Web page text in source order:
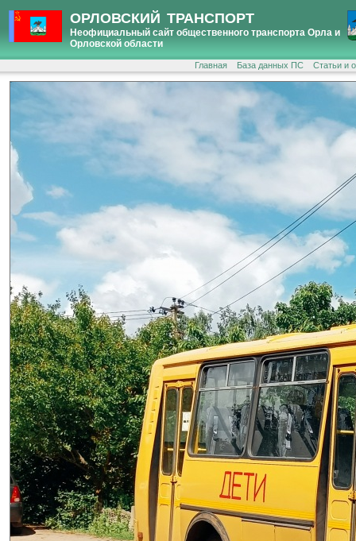
ОРЛОВСКИЙ ТРАНСПОРТ
Неофициальный сайт общественного транспорта Орла и
Орловской области
Главная База данных ПС Статьи и